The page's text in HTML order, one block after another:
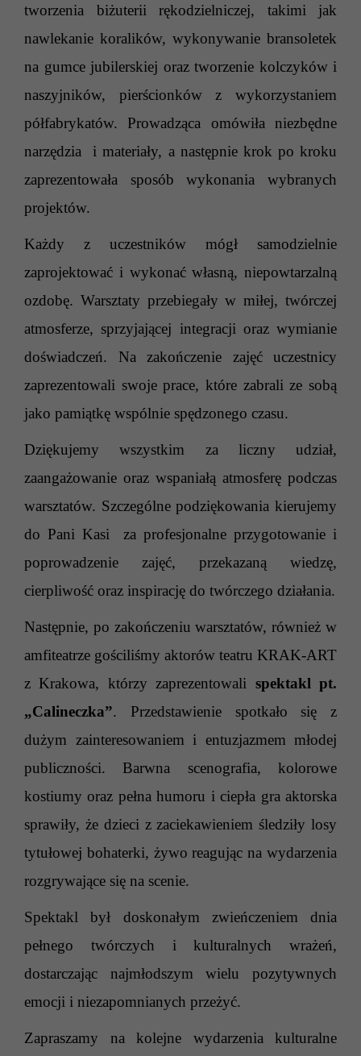
tworzenia biżuterii rękodzielniczej, takimi jak
nawlekanie koralików, wykonywanie bransoletek
na gumce jubilerskiej oraz tworzenie kolczyków i
naszyjników, pierścionków z wykorzystaniem
półfabrykatów. Prowadząca omówiła niezbędne
narzędzia i materiały, a następnie krok po kroku
zaprezentowała sposób wykonania wybranych
projektów.
Każdy z uczestników mógł samodzielnie
zaprojektować i wykonać własną, niepowtarzalną
ozdobę. Warsztaty przebiegały w miłej, twórczej
atmosferze, sprzyjającej integracji oraz wymianie
doświadczeń. Na zakończenie zajęć uczestnicy
zaprezentowali swoje prace, które zabrali ze sobą
jako pamiątkę wspólnie spędzonego czasu.
Dziękujemy wszystkim za liczny udział,
zaangażowanie oraz wspaniałą atmosferę podczas
warsztatów. Szczególne podziękowania kierujemy
do Pani Kasi za profesjonalne przygotowanie i
poprowadzenie zajęć, przekazaną wiedzę,
cierpliwość oraz inspirację do twórczego działania.
Następnie, po zakończeniu warsztatów, również w
amfiteatrze gościliśmy aktorów teatru KRAK-ART
z Krakowa, którzy zaprezentowali spektakl pt.
„Calineczka”. Przedstawienie spotkało się z
dużym zainteresowaniem i entuzjazmem młodej
publiczności. Barwna scenografia, kolorowe
kostiumy oraz pełna humoru i ciepła gra aktorska
sprawiły, że dzieci z zaciekawieniem śledziły losy
tytułowej bohaterki, żywo reagując na wydarzenia
rozgrywające się na scenie.
Spektakl był doskonałym zwieńczeniem dnia
pełnego twórczych i kulturalnych wrażeń,
dostarczając najmłodszym wielu pozytywnych
emocji i niezapomnianych przeżyć.
Zapraszamy na kolejne wydarzenia kulturalne